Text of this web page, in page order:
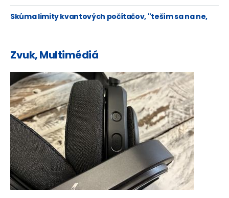
Skúma limity kvantových počítačov, "teším sa na ne,
Zvuk, Multimédiá